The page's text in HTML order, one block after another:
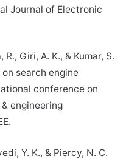
Journal of Electronic
R., Giri, A. K., & Kumar, S.
search engine
conference on
engineering
Y. K., & Piercy, N. C.